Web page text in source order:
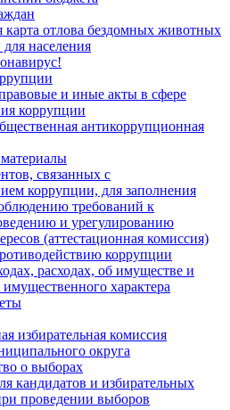
карта отлова бездомных животных
населения
и иные акты в сфере
коррупции
антикоррупционная
связанных с
коррупции, для заполнения
требований к
и урегулированию
(аттестационная комиссия)
коррупции
расходах, об имуществе и
имущественного характера
избирательная комиссия
округа
о выборах
кандидатов и избирательных
проведении выборов